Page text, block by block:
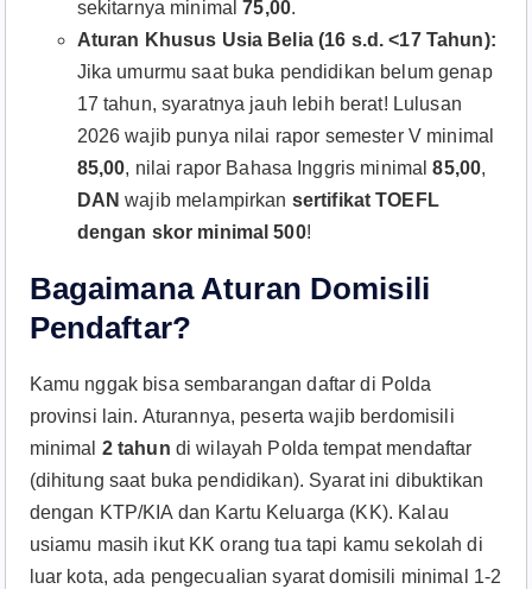
sekitarnya minimal75,00.
Aturan Khusus Usia Belia (16 s.d. <17 Tahun):
Jika umurmu saat buka pendidikan belum genap
17 tahun, syaratnya jauh lebih berat! Lulusan
2026 wajib punya nilai rapor semester V minimal
85,00, nilai rapor Bahasa Inggris minimal85,00,
DAN wajib melampirkan sertifikat TOEFL
dengan skor minimal 500!
Bagaimana Aturan Domisili
Pendaftar?
Kamu nggak bisa sembarangan daftar di Polda
provinsi lain. Aturannya, peserta wajib berdomisili
minimal 2 tahun di wilayah Polda tempat mendaftar
(dihitung saat buka pendidikan). Syarat ini dibuktikan
dengan KTP/KIA dan Kartu Keluarga (KK). Kalau
usiamu masih ikut KK orang tua tapi kamu sekolah di
luar kota, ada pengecualian syarat domisili minimal 1-2